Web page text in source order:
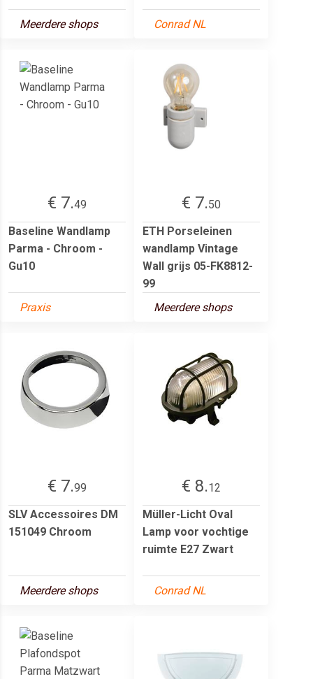
Meerdere shops Conrad NL
€ 7.49
Baseline Wandlamp
Parma - Chroom -
Gu10
Praxis
€ 7.50
ETH Porseleinen
wandlamp Vintage
Wall grijs 05-FK8812-
99
Meerdere shops
€ 7.99
SLV Accessoires DM
151049 Chroom
Meerdere shops
€ 8.12
Müller-Licht Oval
Lamp voor vochtige
ruimte E27 Zwart
Conrad NL